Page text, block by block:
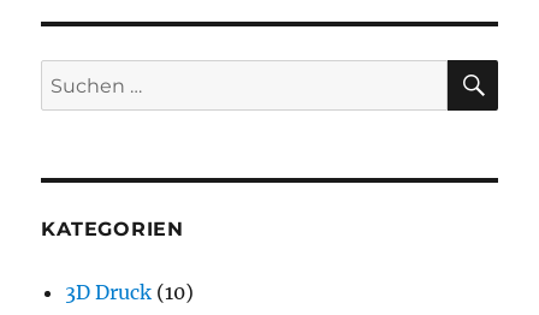
Suchen
nach:
KATEGORIEN
3D Druck (10)